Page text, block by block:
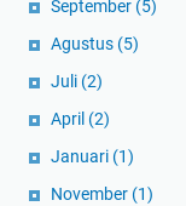
September (5)
Agustus (5)
Juli (2)
April (2)
Januari (1)
November (1)